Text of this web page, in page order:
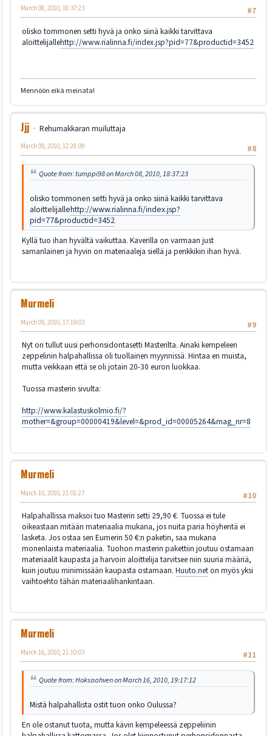
#7
March 08, 2010, 18:37:23
olisko tommonen setti hyvä ja onko siinä kaikki tarvittava
aloittelijallehttp://www.rialinna.fi/index.jsp?pid=77&productid=3452
Mennöön eikä meinata!
Jjj
Rehumakkaran muiluttaja
#8
March 09, 2010, 12:28:09
Quote from: tumppi98 on March 08, 2010, 18:37:23
olisko tommonen setti hyvä ja onko siinä kaikki tarvittava
aloittelijallehttp://www.rialinna.fi/index.jsp?
pid=77&productid=3452
Kyllä tuo ihan hyvältä vaikuttaa. Kaverilla on varmaan just
samanlainen ja hyvin on materiaaleja siellä ja penkkikin ihan hyvä.
Murmeli
#9
March 09, 2010, 17:19:03
Nyt on tullut uusi perhonsidontasetti Masterilta. Ainaki kempeleen
zeppelinin halpahallissa oli tuollainen myynnissä. Hintaa en muista,
mutta veikkaan että se oli jotain 20-30 euron luokkaa.
Tuossa masterin sivulta:
http://www.kalastuskolmio.fi/?
mother=&group=00000419&level=&prod_id=00005264&mag_nr=8
Murmeli
#10
March 10, 2010, 21:01:27
Halpahallissa maksoi tuo Masterin setti 29,90 €. Tuossa ei tule
oikeastaan mitään materiaalia mukana, jos nuita paria höyhentä ei
lasketa. Jos ostaa sen Eumerin 50 €:n paketin, saa mukana
monenlaista materiaalia. Tuohon masterin pakettiin joutuu ostamaan
materiaalit kaupasta ja harvoin aloittelija tarvitsee niin suuria määriä,
kuin joutuu minimissään kaupasta ostamaan. Huuto.neton myös yksi
vaihtoehto tähän materiaalihankintaan.
Murmeli
#11
March 16, 2010, 21:10:03
Quote from: Hoksaahven on March 16, 2010, 19:17:12
Mistä halpahallista ostit tuon onko Oulussa?
En ole ostanut tuota, mutta kävin kempeleessä zeppeliinin